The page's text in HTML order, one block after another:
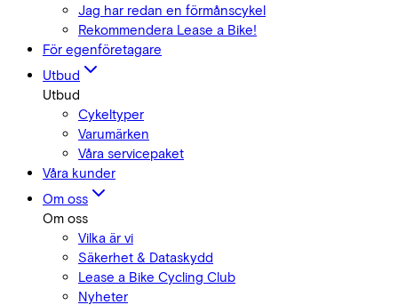
Jag har redan en förmånscykel
Rekommendera Lease a Bike!
För egenföretagare
Utbud
Utbud
Cykeltyper
Varumärken
Våra servicepaket
Våra kunder
Om oss
Om oss
Vilka är vi
Säkerhet & Dataskydd
Lease a Bike Cycling Club
Nyheter